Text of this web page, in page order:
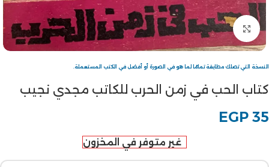
Click to enlarge
النسخة التي تصلك مطابقة تمامًا لما هو في الصورة أو أفضل في الكتب المستعملة.
كتاب الحب في زمن الحرب للكاتب مجدي نجيب
EGP 35
غير متوفر في المخزون